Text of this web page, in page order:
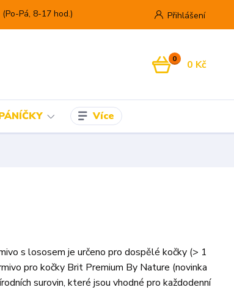
Přihlášení
(Po-Pá, 8-17 hod.)
0 0 Kč
Více
s lososem je určeno pro dospělé kočky (> 1
pro kočky Brit Premium By Nature (novinka
surovin, které jsou vhodné pro každodenní